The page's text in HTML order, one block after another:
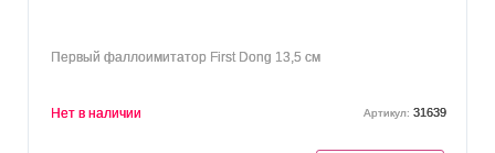
Первый фаллоимитатор First Dong 13,5 см
Нет в наличии Артикул: 31639